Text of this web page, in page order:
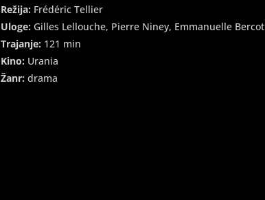
Režija: Frédéric Tellier
Uloge: Gilles Lellouche, Pierre Niney, Emmanuelle Bercot
Trajanje: 121 min
Kino: Urania
Žanr: drama